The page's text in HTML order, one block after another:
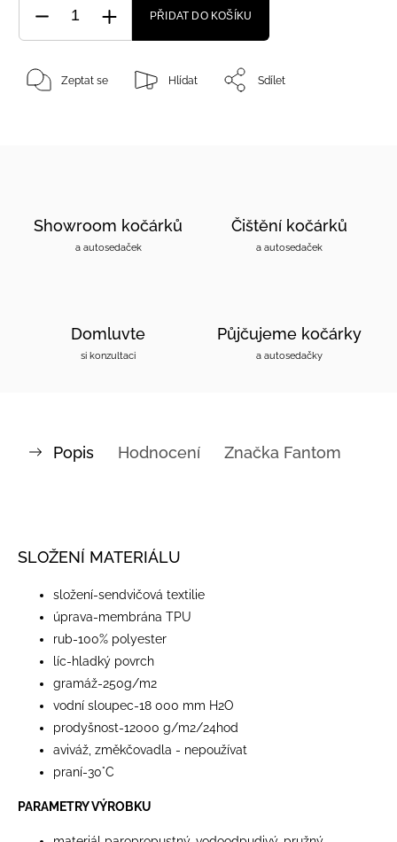
PŘIDAT DO KOŠÍKU
Zeptat se Hlídat Sdílet
Showroom kočárků
a autosedaček
Čištění kočárků
a autosedaček
Domluvte
si konzultaci
Půjčujeme kočárky
a autosedačky
Popis Hodnocení Značka Fantom
SLOŽENÍ MATERIÁLU
​složení-sendvičová textilie
úprava-membrána TPU
rub-100% polyester
líc-hladký povrch
gramáž-250g/m2
vodní sloupec-18 000 mm H2O
prodyšnost-12000 g/m2/24hod
aviváž, změkčovadla - nepoužívat
praní-30°C
PARAMETRY VÝROBKU